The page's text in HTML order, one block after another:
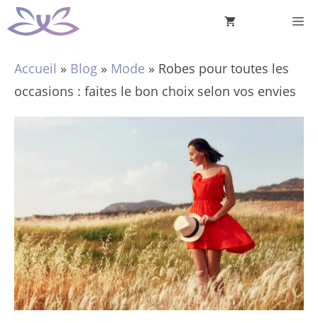
Aller
au
Accueil » Blog » Mode » Robes pour toutes les
occasions : faites le bon choix selon vos envies